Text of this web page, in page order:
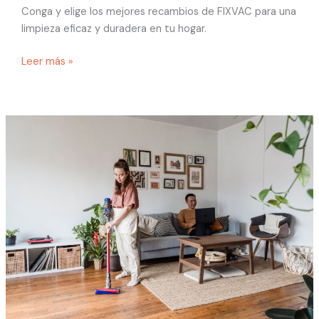
Conga y elige los mejores recambios de FIXVAC para una
limpieza eficaz y duradera en tu hogar.
Leer más »
recambios
compatibles
FIXVAC